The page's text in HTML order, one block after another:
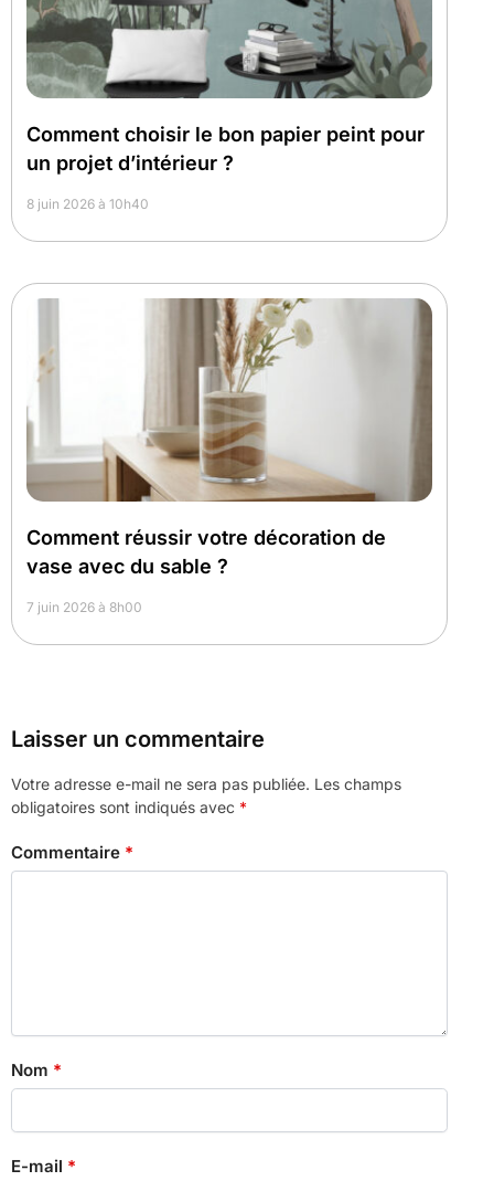
Comment choisir le bon papier peint pour
un projet d’intérieur ?
8 juin 2026 à 10h40
Comment réussir votre décoration de
vase avec du sable ?
7 juin 2026 à 8h00
Laisser un commentaire
Votre adresse e-mail ne sera pas publiée. Les champs
obligatoires sont indiqués avec *
Commentaire *
Nom *
E-mail *